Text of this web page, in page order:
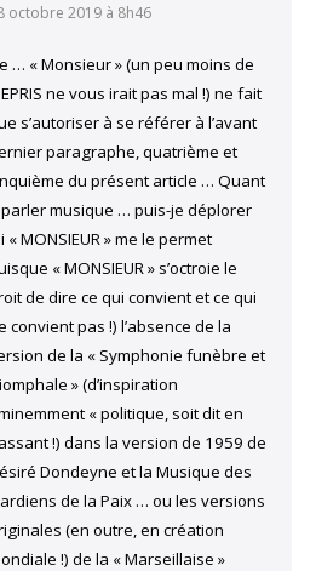
octobre 2019 à 8h46
… « Monsieur » (un peu moins de
ne vous irait pas mal !) ne fait
s’autoriser à se référer à l’avant
paragraphe, quatrième et
du présent article … Quant
musique … puis-je déplorer
« MONSIEUR » me le permet
« MONSIEUR » s’octroie le
de dire ce qui convient et ce qui
convient pas !) l’absence de la
de la « Symphonie funèbre et
» (d’inspiration
« politique, soit dit en
!) dans la version de 1959 de
Dondeyne et la Musique des
de la Paix … ou les versions
(en outre, en création
!) de la « Marseillaise »